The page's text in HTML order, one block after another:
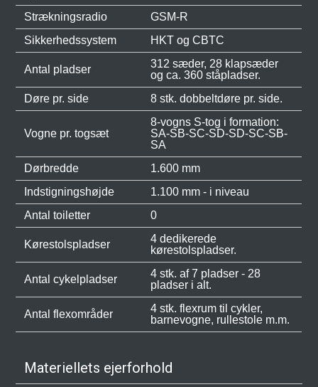
Strækningsradio
GSM-R
Sikkerhedssystem
HKT og CBTC
Antal pladser
312 sæder, 28 klapsæder
og ca. 360 ståpladser.
Døre pr. side
8 stk. dobbeltdøre pr. side.
Vogne pr. togsæt
8-vogns S-tog i formation:
SA-SB-SC-SD-SD-SC-SB-
SA
Dørbredde
1.600 mm
Indstigningshøjde
1.100 mm - i niveau
Antal toiletter
0
Kørestolspladser
4 dedikerede
kørestolspladser.
Antal cykelpladser
4 stk. af 7 pladser - 28
pladser i alt.
Antal flexområder
4 stk. flexrum til cykler,
barnevogne, rullestole m.m.
Materiellets ejerforhold